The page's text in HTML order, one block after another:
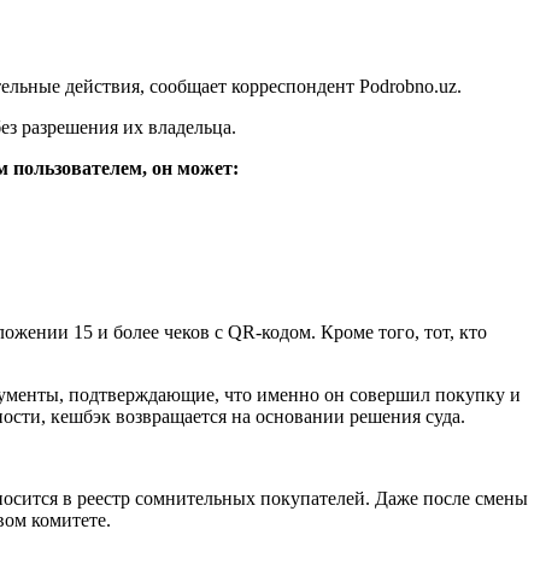
действия, сообщает корреспондент Podrobno.uz.
разрешения их владельца.
пользователем, он может:
15 и более чеков с QR-кодом. Кроме того, тот, кто
подтверждающие, что именно он совершил покупку и
кешбэк возвращается на основании решения суда.
в реестр сомнительных покупателей. Даже после смены
комитете.